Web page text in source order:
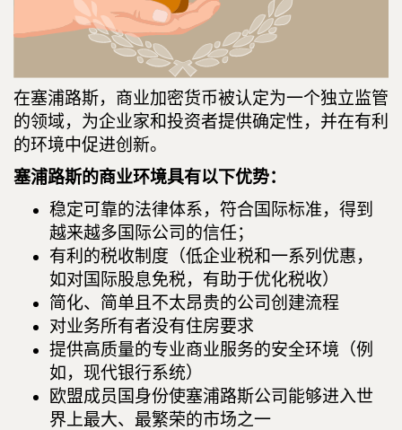
在塞浦路斯，商业加密货币被认定为一个独立监管
的领域，为企业家和投资者提供确定性，并在有利
的环境中促进创新。
塞浦路斯的商业环境具有以下优势：
稳定可靠的法律体系，符合国际标准，得到
越来越多国际公司的信任；
有利的税收制度（低企业税和一系列优惠，
如对国际股息免税，有助于优化税收）
简化、简单且不太昂贵的公司创建流程
对业务所有者没有住房要求
提供高质量的专业商业服务的安全环境（例
如，现代银行系统）
欧盟成员国身份使塞浦路斯公司能够进入世
界上最大、最繁荣的市场之一